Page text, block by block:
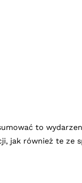
to
jak również te